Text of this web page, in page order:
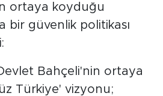
ortaya koyduğu
bir güvenlik politikası
Bahçeli'nin ortaya
Türkiye' vizyonu;